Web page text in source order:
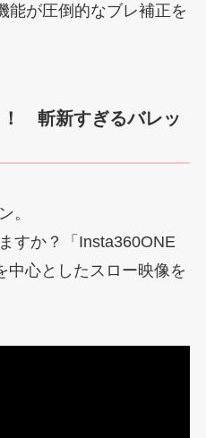
能が圧倒的なブレ補正を
！ 斬新すぎるバレッ
。
すか？「Insta360ONE
中心としたスロー映像を